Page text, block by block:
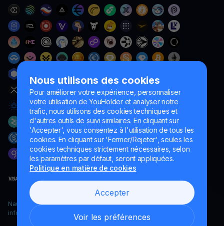
Nous utilisons des cookies
Pour améliorer votre expérience, personnaliser
votre utilisation de YouHolder et analyser notre
trafic, nous utilisons des cookies techniques et
d'autres outils de suivi similaires. En cliquant sur
'Accepter', vous consentez à l'utilisation de tous les
cookies. En cliquant sur 'Fermer/Rejeter', seules les
cookies techniques strictement nécessaires, selon
les paramètres par défaut, seront appliquées.
Politique en matière de cookies
Accepter
Voir les préférences
Naumard LTD. – uniquement à des fins de développement
informatique, de recherche et de marketing